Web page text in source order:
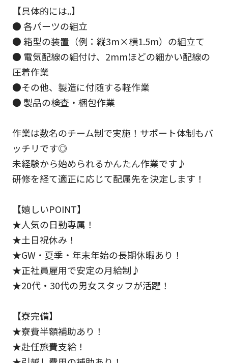
【具体的には..】
● 各パーツの組立
● 箱型の装置（例：縦3m×横1.5m）の組立て
● 電気配線の組付け、2mmほどの細かい配線の
圧着作業
●その他、製造に付随する軽作業
● 製品の検査・梱包作業
作業は数名のチーム制で実施！サポート体制もバ
ッチリです◎
未経験から始められるかんたん作業です♪
研修を経て適正に応じて配属先を決定します！
【嬉しいPOINT】
★人気の日勤専属！
★土日祝休み！
★GW・夏季・年末年始の長期休暇あり！
★正社員雇用で安定の月給制♪
★20代・30代の男女スタッフが活躍！
【寮完備】
★寮費半額補助あり！
★赴任旅費支給！